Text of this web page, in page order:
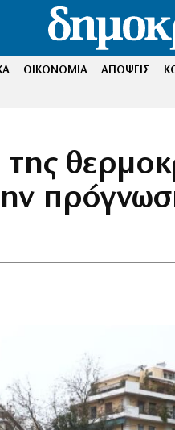
ΟΙΚΟΝΟΜΙΑ ΑΠΟΨΕΙΣ